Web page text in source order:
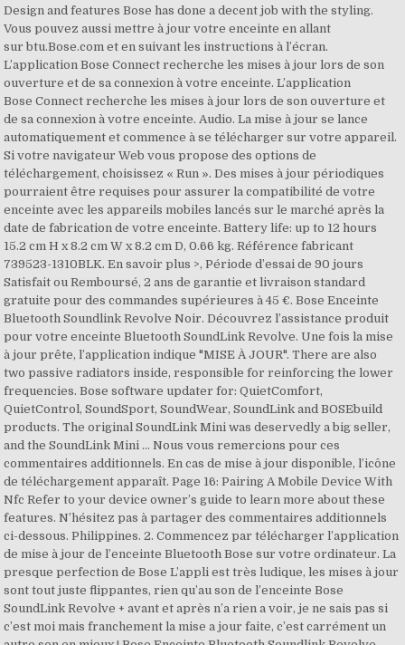
Design and features Bose has done a decent job with the styling.
Vous pouvez aussi mettre à jour votre enceinte en allant
sur btu.Bose.com et en suivant les instructions à l’écran.
L’application Bose Connect recherche les mises à jour lors de son
ouverture et de sa connexion à votre enceinte. L’application
Bose Connect recherche les mises à jour lors de son ouverture et
de sa connexion à votre enceinte. Audio. La mise à jour se lance
automatiquement et commence à se télécharger sur votre appareil.
Si votre navigateur Web vous propose des options de
téléchargement, choisissez « Run ». Des mises à jour périodiques
pourraient être requises pour assurer la compatibilité de votre
enceinte avec les appareils mobiles lancés sur le marché après la
date de fabrication de votre enceinte. Battery life: up to 12 hours
15.2 cm H x 8.2 cm W x 8.2 cm D, 0.66 kg. Référence fabricant
739523-1310BLK. En savoir plus >, Période d’essai de 90 jours
Satisfait ou Remboursé, 2 ans de garantie et livraison standard
gratuite pour des commandes supérieures à 45 €. Bose Enceinte
Bluetooth Soundlink Revolve Noir. Découvrez l’assistance produit
pour votre enceinte Bluetooth SoundLink Revolve. Une fois la mise
à jour prête, l’application indique "MISE À JOUR". There are also
two passive radiators inside, responsible for reinforcing the lower
frequencies. Bose software updater for: QuietComfort,
QuietControl, SoundSport, SoundWear, SoundLink and BOSEbuild
products. The original SoundLink Mini was deservedly a big seller,
and the SoundLink Mini … Nous vous remercions pour ces
commentaires additionnels. En cas de mise à jour disponible, l’icône
de téléchargement apparaît. Page 16: Pairing A Mobile Device With
Nfc Refer to your device owner’s guide to learn more about these
features. N’hésitez pas à partager des commentaires additionnels
ci-dessous. Philippines. 2. Commencez par télécharger l’application
de mise à jour de l’enceinte Bluetooth Bose sur votre ordinateur. La
presque perfection de Bose L’appli est très ludique, les mises à jour
sont tout juste flippantes, rien qu’au son de l’enceinte Bose
SoundLink Revolve + avant et après n’a rien a voir, je ne sais pas si
c’est moi mais franchement la mise a jour faite, c’est carrément un